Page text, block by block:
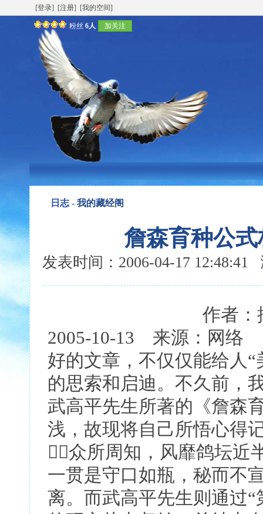
[登录] [注册] [我的空间]
粉丝 6人 加关注
日志 - 我的藏经阁
詹森育种公
发表时间：2006-04-17
作者：摘录 阅
2005-10-13 来源：网络
好的文章，不仅仅能给人
的思索和启迪。不久前，
武高平先生所著的《詹森
浅，故现将自己所悟心得
众所周知，风靡鸽坛近
一贯是守口如瓶，秘而不
离。而武高平先生则通过